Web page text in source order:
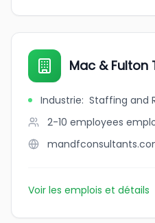
Mac & Fulton
Industrie: Staffing and
2-10 employees
Voir les emplois et détails